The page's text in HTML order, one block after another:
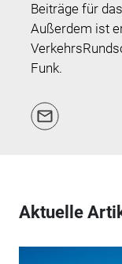
Beiträge für
Außerdem ist
Funk.
Aktuelle